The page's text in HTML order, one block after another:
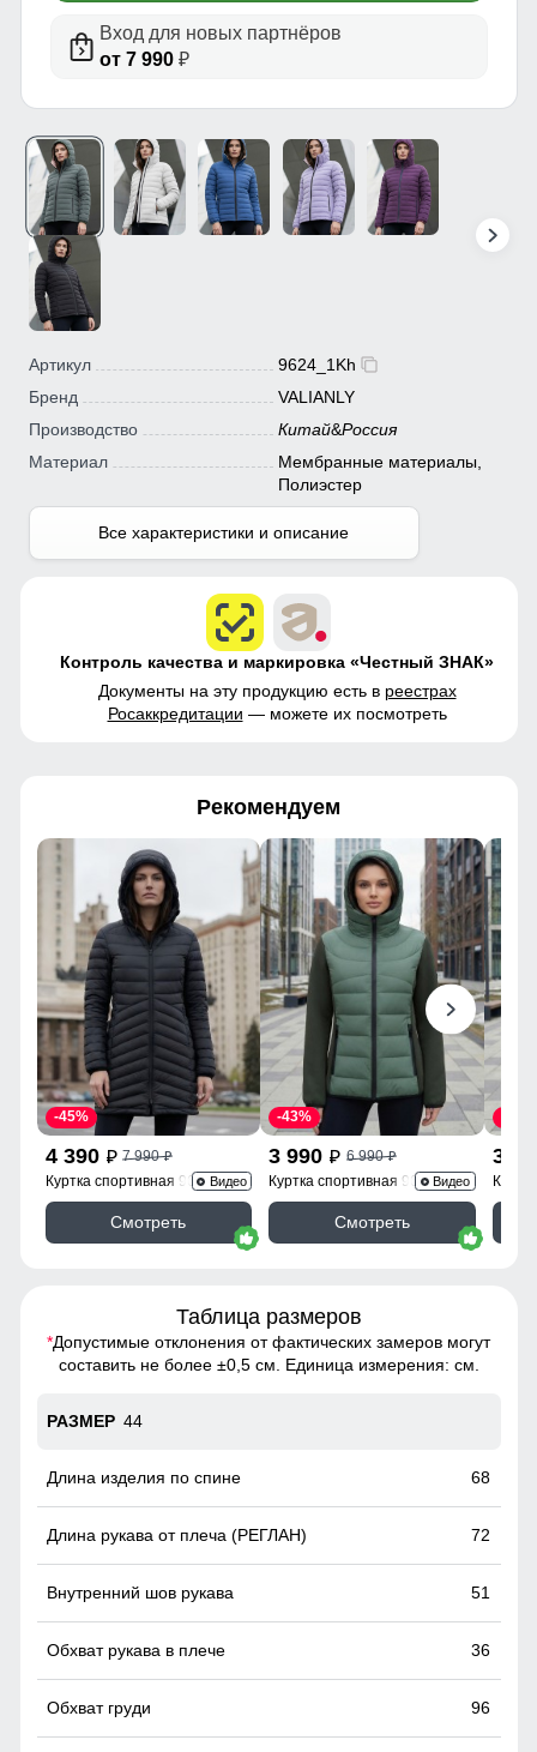
Вход для новых партнёров
от 7 990₽
Артикул
9624_1Kh
Бренд
VALIANLY
Производство
Китай&Россия
Материал
Мембранные материалы,
Полиэстер
Все характеристики и описание
Контроль качества и маркировка «Честный ЗНАК»
Документы на эту продукцию есть в реестрах
Росаккредитации — можете их посмотреть
Рекомендуем
4 390 p 7 990p
-45%
Куртка спортивная 9628_1Ch
Видео
Смотреть
3 990 p 6 990p
-43%
Куртка спортивная 9630_1Kh
Видео
Смотреть
3
Таблица размеров
*Допустимые отклонения от фактических замеров могут
составить не более ±0,5 см. Единица измерения: см.
44
68
72
51
36
96